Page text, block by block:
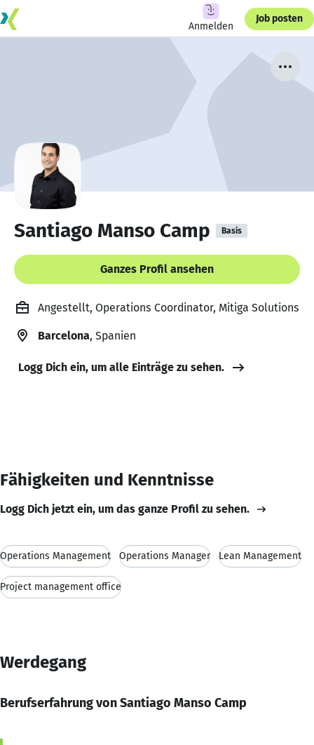
Anmelden
Job posten
Santiago Manso Camp Basis
Ganzes Profil ansehen
Angestellt, Operations Coordinator, Mitiga Solutions
Barcelona, Spanien
Logg Dich ein, um alle Einträge zu sehen.
Fähigkeiten und Kenntnisse
Logg Dich jetzt ein, um das ganze Profil zu sehen.
Operations Management Operations Manager Lean Management
Project management office
Werdegang
Berufserfahrung von Santiago Manso Camp